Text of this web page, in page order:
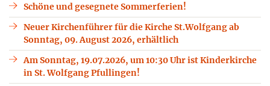
Schöne und gesegnete Sommerferien!
Neuer Kirchenführer für die Kirche St.Wolfgang ab
Sonntag, 09. August 2026, erhältlich
Am Sonntag, 19.07.2026, um 10:30 Uhr ist Kinderkirche
in St. Wolfgang Pfullingen!